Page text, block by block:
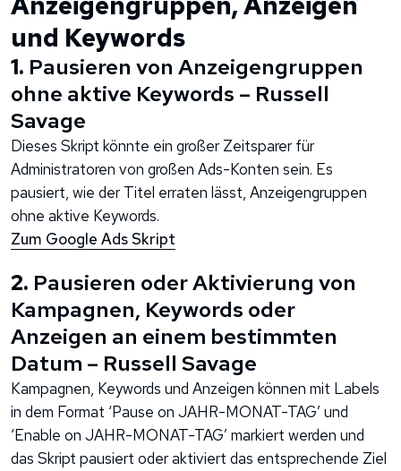
und Keywords
1. Pausieren von Anzeigengruppen
ohne aktive Keywords – Russell
Savage
Dieses Skript könnte ein großer Zeitsparer für
Administratoren von großen Ads-Konten sein. Es
pausiert, wie der Titel erraten lässt, Anzeigengruppen
ohne aktive Keywords.
Zum Google Ads Skript
2. Pausieren oder Aktivierung von
Kampagnen, Keywords oder
Anzeigen an einem bestimmten
Datum – Russell Savage
Kampagnen, Keywords und Anzeigen können mit Labels
in dem Format ‘Pause on JAHR-MONAT-TAG’ und
‘Enable on JAHR-MONAT-TAG’ markiert werden und
das Skript pausiert oder aktiviert das entsprechende Ziel